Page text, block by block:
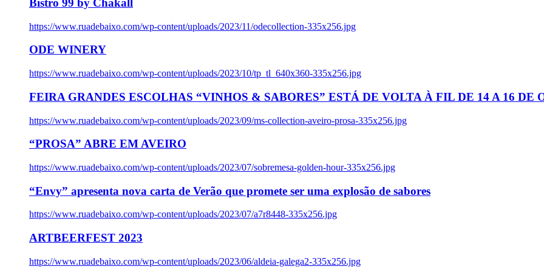
Bistro 99 by Chakall
https://www.ruadebaixo.com/wp-content/uploads/2023/11/odecollection-335x256.jpg
ODE WINERY
https://www.ruadebaixo.com/wp-content/uploads/2023/10/tp_tl_640x360-335x256.jpg
FEIRA GRANDES ESCOLHAS “VINHOS & SABORES” ESTÁ DE VOLTA À FIL DE 14 A 16 DE
https://www.ruadebaixo.com/wp-content/uploads/2023/09/ms-collection-aveiro-prosa-335x256.jpg
“PROSA” ABRE EM AVEIRO
https://www.ruadebaixo.com/wp-content/uploads/2023/07/sobremesa-golden-hour-335x256.jpg
“Envy” apresenta nova carta de Verão que promete ser uma explosão de sabores
https://www.ruadebaixo.com/wp-content/uploads/2023/07/a7r8448-335x256.jpg
ARTBEERFEST 2023
https://www.ruadebaixo.com/wp-content/uploads/2023/06/aldeia-galega2-335x256.jpg